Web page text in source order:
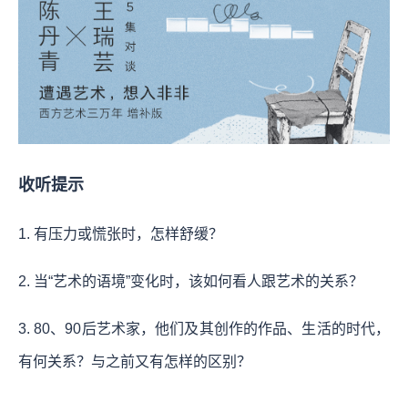
收听提示
1. 有压力或慌张时，怎样舒缓？
2. 当“艺术的语境”变化时，该如何看人跟艺术的关系？
3. 80、90后艺术家，他们及其创作的作品、生活的时代，
有何关系？与之前又有怎样的区别？